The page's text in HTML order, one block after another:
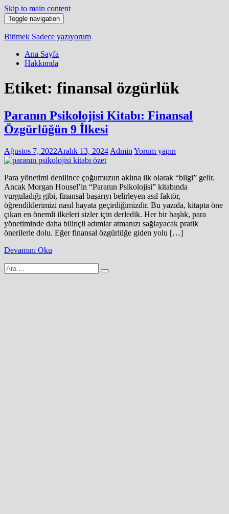
Skip to main content
Toggle navigation
Bitimek Sadece yazıyorum
Ana Sayfa
Hakkımda
Etiket: finansal özgürlük
Paranın Psikolojisi Kitabı: Finansal
Özgürlüğün 9 İlkesi
Ağustos 7, 2022Aralık 13, 2024 Admin Yorum yapın
Para yönetimi denilince çoğumuzun aklına ilk olarak “bilgi” gelir.
Ancak Morgan Housel’in “Paranın Psikolojisi” kitabında
vurguladığı gibi, finansal başarıyı belirleyen asıl faktör,
öğrendiklerimizi nasıl hayata geçirdiğimizdir. Bu yazıda, kitapta öne
çıkan en önemli ilkeleri sizler için derledik. Her bir başlık, para
yönetiminde daha bilinçli adımlar atmanızı sağlayacak pratik
önerilerle dolu. Eğer finansal özgürlüğe giden yolu […]
Devamını Oku
Arama
yap: